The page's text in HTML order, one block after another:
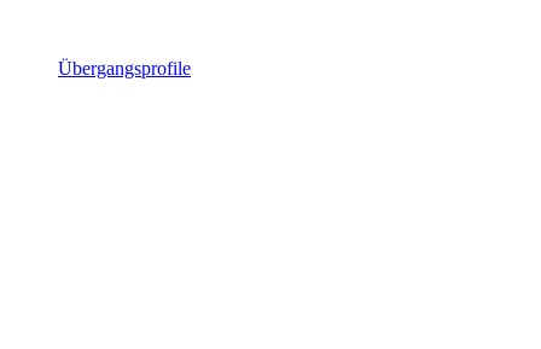
Übergangsprofile